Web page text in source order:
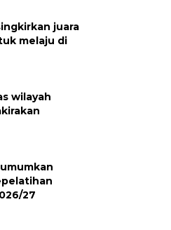
juara
melaju di
wilayah
27